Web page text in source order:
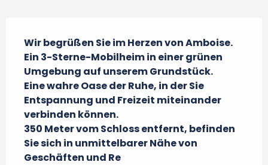
Wir begrüßen Sie im Herzen von Amboise.
Ein 3-Sterne-Mobilheim in einer grünen
Umgebung auf unserem Grundstück.
Eine wahre Oase der Ruhe, in der Sie
Entspannung und Freizeit miteinander
verbinden können.
350 Meter vom Schloss entfernt, befinden
Sie sich in unmittelbarer Nähe von
Geschäften und Re